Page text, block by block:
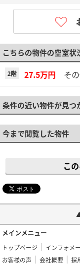
こちらの物件の空室状
2階 27.5万円 そ
条件の近い物件が見つ
今まで閲覧した物件
こ
メインメニュー
トップページ インフォメ
お客様の声
会社概要 採